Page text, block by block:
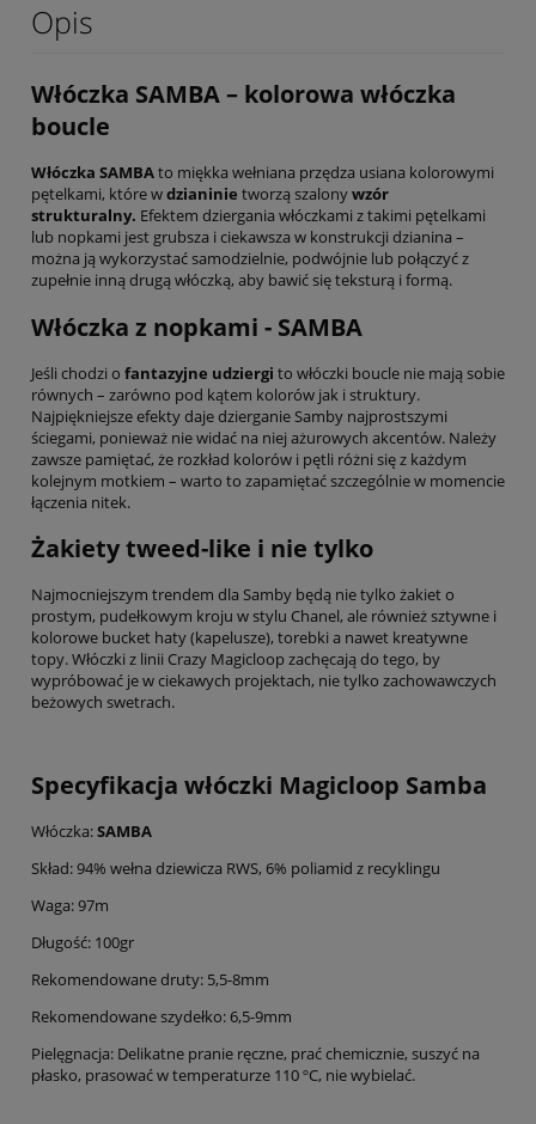
Opis
Włóczka SAMBA – kolorowa włóczka
boucle
Włóczka SAMBAto miękka wełniana przędza usiana kolorowymi
pętelkami, które wdzianinie tworzą szalonywzór
strukturalny. Efektem dziergania włóczkami z takimi pętelkami
lub nopkami jest grubsza i ciekawsza w konstrukcji dzianina –
można ją wykorzystać samodzielnie, podwójnie lub połączyć z
zupełnie inną drugą włóczką, aby bawić się teksturą i formą.
Włóczka z nopkami - SAMBA
Jeśli chodzi o fantazyjne udziergi to włóczki boucle nie mają sobie
równych – zarówno pod kątem kolorów jak i struktury.
Najpiękniejsze efekty daje dzierganie Samby najprostszymi
ściegami, ponieważ nie widać na niej ażurowych akcentów. Należy
zawsze pamiętać, że rozkład kolorów i pętli różni się z każdym
kolejnym motkiem – warto to zapamiętać szczególnie w momencie
łączenia nitek.
Żakiety tweed-like i nie tylko
Najmocniejszym trendem dla Samby będą nie tylko żakiet o
prostym, pudełkowym kroju w stylu Chanel, ale również sztywne i
kolorowe bucket haty (kapelusze), torebki a nawet kreatywne
topy. Włóczki z linii Crazy Magicloop zachęcają do tego, by
wypróbować je w ciekawych projektach, nie tylko zachowawczych
beżowych swetrach.
Specyfikacja włóczki Magicloop Samba
Włóczka:SAMBA
Skład: 94% wełna dziewicza RWS, 6% poliamid z recyklingu
Waga: 97m
Długość: 100gr
Rekomendowane druty: 5,5-8mm
Rekomendowane szydełko: 6,5-9mm
Pielęgnacja: Delikatne pranie ręczne, prać chemicznie, suszyć na
płasko, prasować w temperaturze 110 ºC, nie wybielać.